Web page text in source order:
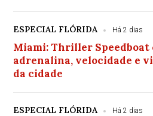
ESPECIAL FLÓRIDA Há 2 dias
Miami: Thriller Speedboat
adrenalina, velocidade e
da cidade
ESPECIAL FLÓRIDA Há 2 dias